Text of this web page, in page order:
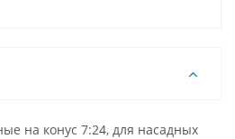
на конус 7:24, для насадных